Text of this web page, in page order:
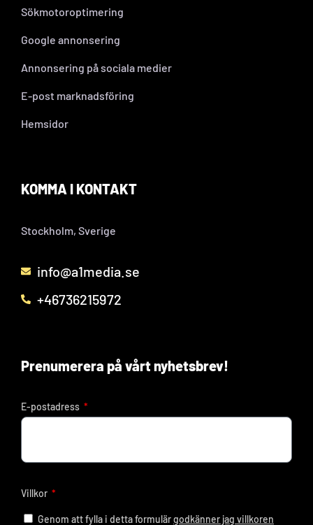
Sökmotoroptimering
Google annonsering
Annonsering på sociala medier
E-post marknadsföring
Hemsidor
KOMMA I KONTAKT
Stockholm, Sverige
info@a1media.se
+46736215972
Prenumerera på vårt nyhetsbrev!
E-postadress
Villkor
Genom att fylla i detta formulärgodkänner jag villkoren